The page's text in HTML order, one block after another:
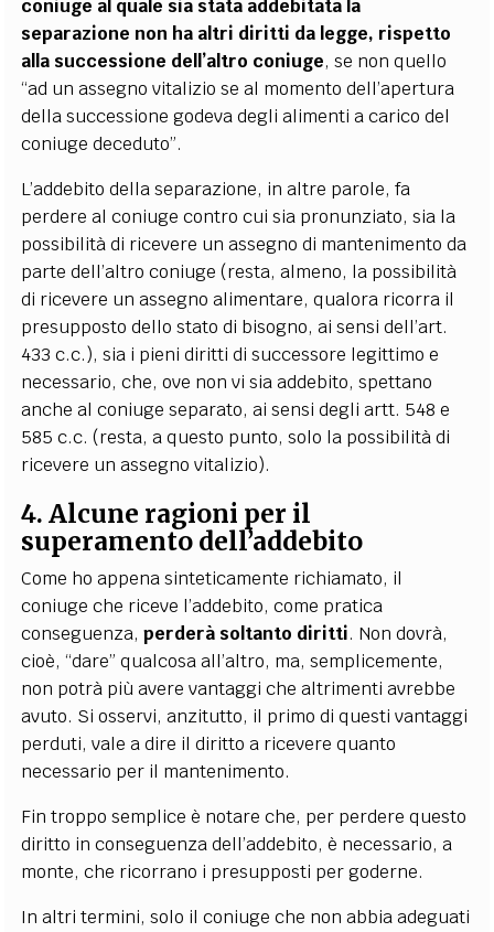
coniuge al quale sia stata addebitata la
separazione non ha altri diritti da legge, rispetto
alla successione dell’altro coniuge, se non quello
“ad un assegno vitalizio se al momento dell’apertura
della successione godeva degli alimenti a carico del
coniuge deceduto”.
L’addebito della separazione, in altre parole,fa
perdere al coniuge contro cui sia pronunziato, sia la
possibilità di ricevere un assegno di mantenimento da
parte dell’altro coniuge (resta, almeno, la possibilità
di ricevere un assegno alimentare, qualora ricorra il
presupposto dello stato di bisogno, ai sensi dell’art.
433 c.c.), sia i pieni diritti di successore legittimo e
necessario, che, ove non vi sia addebito, spettano
anche al coniuge separato, ai sensi degli artt. 548 e
585 c.c. (resta, a questo punto, solo la possibilità di
ricevere un assegno vitalizio).
4. Alcune ragioni per il
superamento dell’addebito
Come ho appena sinteticamente richiamato, il
coniuge che riceve l’addebito, come pratica
conseguenza,perderà soltanto diritti. Non dovrà,
cioè, “dare” qualcosa all’altro, ma, semplicemente,
non potrà più avere vantaggi che altrimenti avrebbe
avuto. Si osservi, anzitutto, il primo di questi vantaggi
perduti, vale a dire il diritto a ricevere quanto
necessario per il mantenimento.
Fin troppo semplice è notare che, per perdere questo
diritto in conseguenza dell’addebito, è necessario, a
monte, che ricorrano i presupposti per goderne.
In altri termini, solo il coniuge che non abbia adeguati